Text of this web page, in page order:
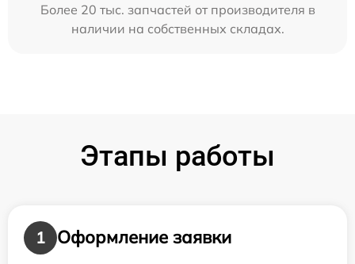
Более 20 тыс. запчастей от производителя в
наличии на собственных складах.
Этапы работы
1
Оформление заявки